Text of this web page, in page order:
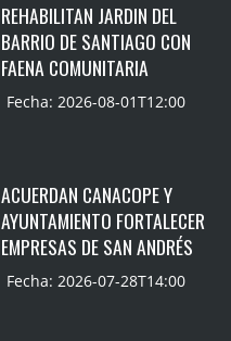
REHABILITAN JARDIN DEL
BARRIO DE SANTIAGO CON
FAENA COMUNITARIA
Fecha: 2026-08-01T12:00
ACUERDAN CANACOPE Y
AYUNTAMIENTO FORTALECER
EMPRESAS DE SAN ANDRÉS
Fecha: 2026-07-28T14:00